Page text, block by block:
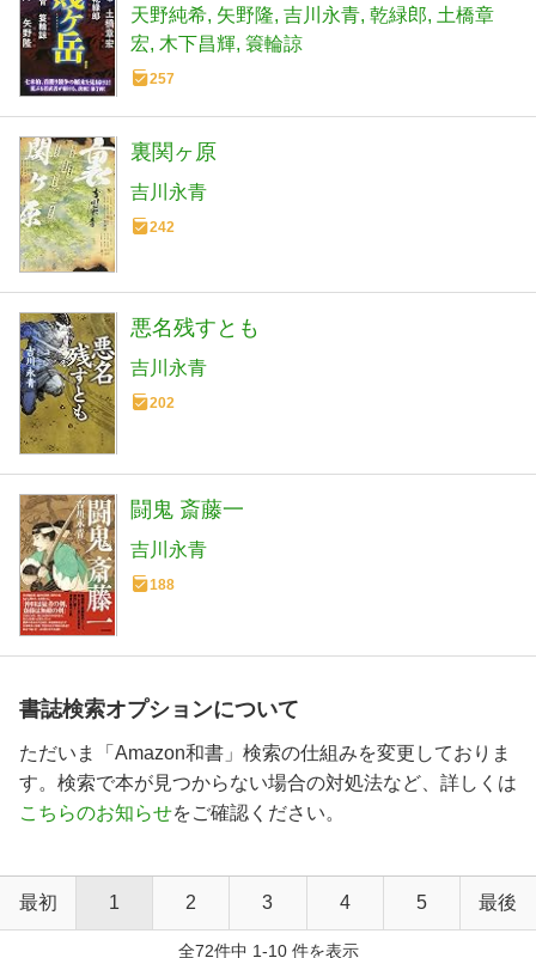
天野純希 矢野隆 吉川永青 乾緑郎 土橋章
宏 木下昌輝 簑輪諒
257
裏関ヶ原
吉川永青
242
悪名残すとも
吉川永青
202
闘鬼 斎藤一
吉川永青
188
書誌検索オプションについて
ただいま「Amazon和書」検索の仕組みを変更しておりま
す。検索で本が見つからない場合の対処法など、詳しくは
こちらのお知らせをご確認ください。
最初 1 2 3 4 5 最後
全72件中 1-10 件を表示